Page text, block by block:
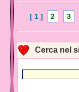
[ 1 ] 2 3
Cerca nel